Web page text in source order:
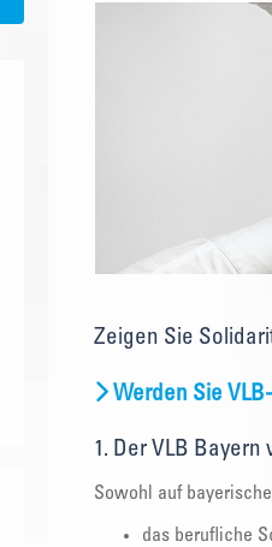
Zeigen Sie
Werden Sie
1. Der VLB
Sowohl auf
das berufliche